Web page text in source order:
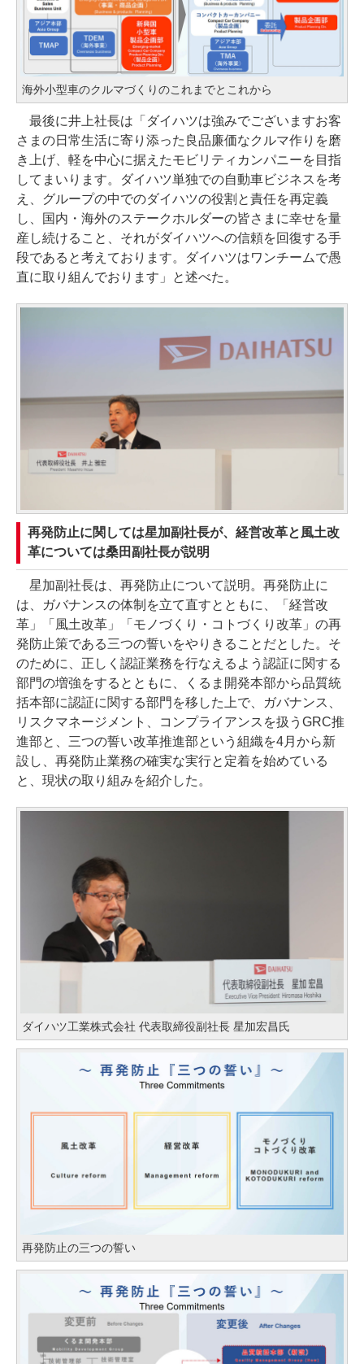
海外小型車のクルマづくりのこれまでとこれから
最後に井上社長は「ダイハツは強みでございますお客
さまの日常生活に寄り添った良品廉価なクルマ作りを磨
き上げ、軽を中心に据えたモビリティカンパニーを目指
してまいります。ダイハツ単独での自動車ビジネスを考
え、グループの中でのダイハツの役割と責任を再定義
し、国内・海外のステークホルダーの皆さまに幸せを量
産し続けること、それがダイハツへの信頼を回復する手
段であると考えております。ダイハツはワンチームで愚
直に取り組んでおります」と述べた。
再発防止に関しては星加副社長が、経営改革と風土改
革については桑田副社長が説明
星加副社長は、再発防止について説明。再発防止に
は、ガバナンスの体制を立て直すとともに、「経営改
革」「風土改革」「モノづくり・コトづくり改革」の再
発防止策である三つの誓いをやりきることだとした。そ
のために、正しく認証業務を行なえるよう認証に関する
部門の増強をするとともに、くるま開発本部から品質統
括本部に認証に関する部門を移した上で、ガバナンス、
リスクマネージメント、コンプライアンスを扱うGRC推
進部と、三つの誓い改革推進部という組織を4月から新
設し、再発防止業務の確実な実行と定着を始めている
と、現状の取り組みを紹介した。
ダイハツ工業株式会社 代表取締役副社長 星加宏昌氏
再発防止の三つの誓い